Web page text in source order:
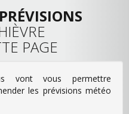
PAGE
vont vous permettre
les prévisions météo